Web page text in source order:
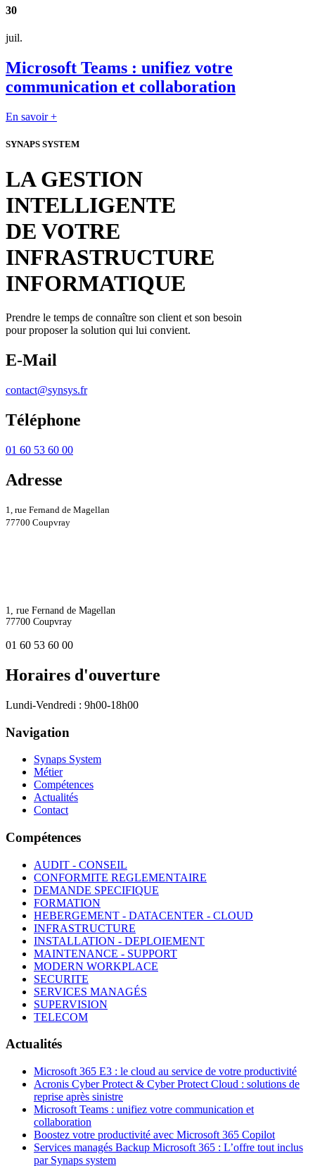
30
juil.
Microsoft Teams : unifiez votre
communication et collaboration
En savoir +
SYNAPS SYSTEM
LA GESTION
INTELLIGENTE
DE VOTRE
INFRASTRUCTURE
INFORMATIQUE
Prendre le temps de connaître son client et son besoin
pour proposer la solution qui lui convient.
E-Mail
contact@synsys.fr
Téléphone
01 60 53 60 00
Adresse
1, rue Fernand de Magellan
77700 Coupvray
1, rue Fernand de Magellan
77700 Coupvray
01 60 53 60 00
Horaires d'ouverture
Lundi-Vendredi : 9h00-18h00
Navigation
Synaps System
Métier
Compétences
Actualités
Contact
Compétences
AUDIT - CONSEIL
CONFORMITE REGLEMENTAIRE
DEMANDE SPECIFIQUE
FORMATION
HEBERGEMENT - DATACENTER - CLOUD
INFRASTRUCTURE
INSTALLATION - DEPLOIEMENT
MAINTENANCE - SUPPORT
MODERN WORKPLACE
SECURITE
SERVICES MANAGÉS
SUPERVISION
TELECOM
Actualités
Microsoft 365 E3 : le cloud au service de votre productivité
Acronis Cyber Protect & Cyber Protect Cloud : solutions de
reprise après sinistre
Microsoft Teams : unifiez votre communication et
collaboration
Boostez votre productivité avec Microsoft 365 Copilot
Services managés Backup Microsoft 365 : L’offre tout inclus
par Synaps system